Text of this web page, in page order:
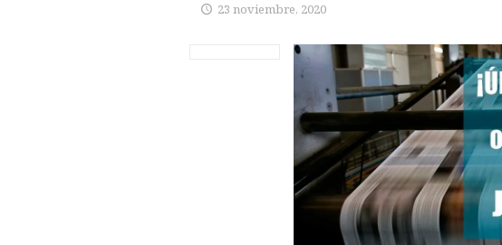
23 noviembre, 2020